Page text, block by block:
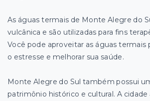
As águas termais de Monte Alegre do
vulcânica e são utilizadas para fins
Você pode aproveitar as águas termais
o estresse e melhorar sua saúde.
Monte Alegre do Sul também possui
patrimônio histórico e cultural. A cidade